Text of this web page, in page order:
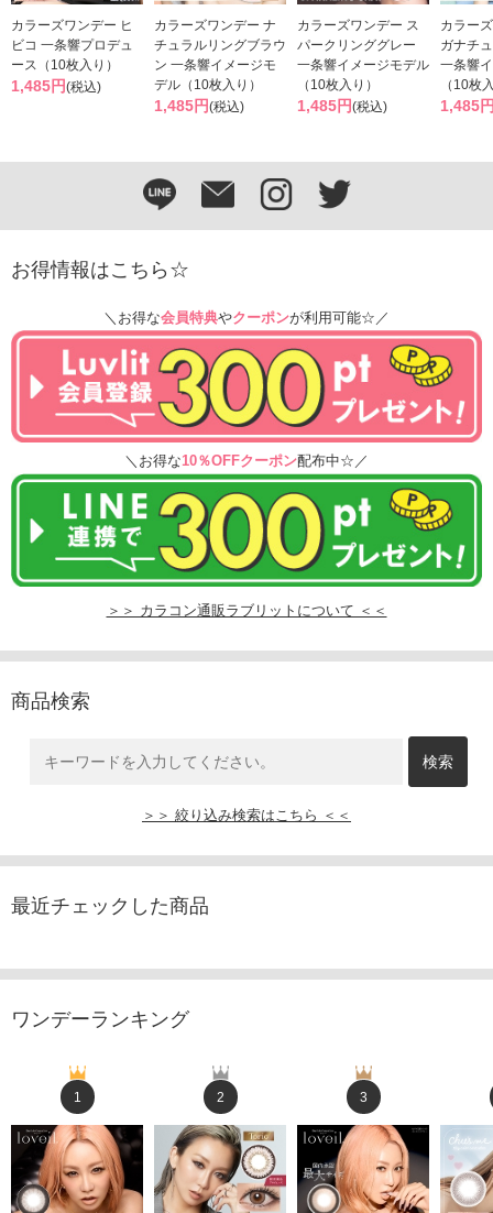
カラーズワンデー ヒ
ビコ 一条響プロデュ
ース（10枚入り）
1,485円(税込)
カラーズワンデー ナ
チュラルリングブラウ
ン 一条響イメージモ
デル（10枚入り）
1,485円(税込)
カラーズワンデー ス
パークリンググレー
一条響イメージモデル
（10枚入り）
1,485円(税込)
カラー
ガナチ
一条響
（10枚
1,485
お得情報はこちら☆
＼お得な会員特典やクーポンが利用可能☆／
＼お得な10％OFFクーポン配布中☆／
＞＞ カラコン通販ラブリットについて ＜＜
商品検索
＞＞ 絞り込み検索はこちら ＜＜
最近チェックした商品
ワンデーランキング
1 2 3